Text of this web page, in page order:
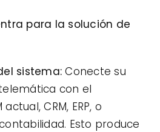
para la solución de
sistema: Conecte su
con el
CRM, ERP, o
Esto produce